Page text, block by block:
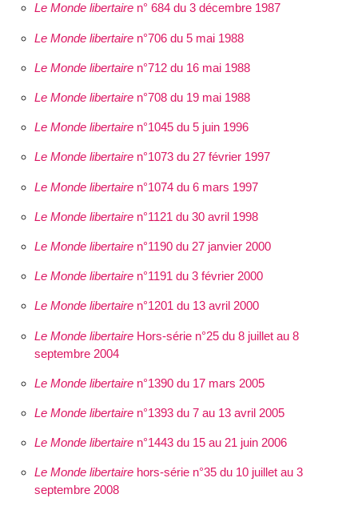
Le Monde libertairen° 684 du 3 décembre 1987
Le Monde libertairen°706 du 5 mai 1988
Le Monde libertairen°712 du 16 mai 1988
Le Monde libertairen°708 du 19 mai 1988
Le Monde libertairen°1045 du 5 juin 1996
Le Monde libertairen°1073 du 27 février 1997
Le Monde libertairen°1074 du 6 mars 1997
Le Monde libertairen°1121 du 30 avril 1998
Le Monde libertairen°1190 du 27 janvier 2000
Le Monde libertairen°1191 du 3 février 2000
Le Monde libertairen°1201 du 13 avril 2000
Le Monde libertaireHors-série n°25 du 8 juillet au 8
septembre 2004
Le Monde libertairen°1390 du 17 mars 2005
Le Monde libertairen°1393 du 7 au 13 avril 2005
Le Monde libertairen°1443 du 15 au 21 juin 2006
Le Monde libertairehors-série n°35 du 10 juillet au 3
septembre 2008